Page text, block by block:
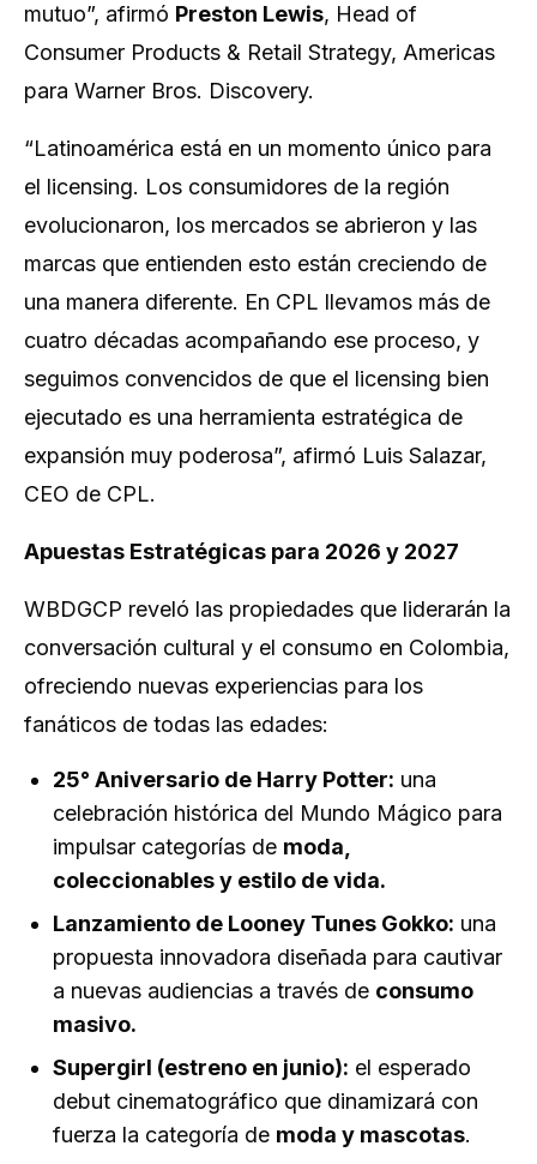
mutuo”, afirmó Preston Lewis, Head of
Consumer Products & Retail Strategy, Americas
para Warner Bros. Discovery.
“Latinoamérica está en un momento único para
el licensing. Los consumidores de la región
evolucionaron, los mercados se abrieron y las
marcas que entienden esto están creciendo de
una manera diferente. En CPL llevamos más de
cuatro décadas acompañando ese proceso, y
seguimos convencidos de que el licensing bien
ejecutado es una herramienta estratégica de
expansión muy poderosa”, afirmó Luis Salazar,
CEO de CPL.
Apuestas Estratégicas para 2026 y 2027
WBDGCP reveló las propiedades que liderarán la
conversación cultural y el consumo en Colombia,
ofreciendo nuevas experiencias para los
fanáticos de todas las edades:
25° Aniversario de Harry Potter: una
celebración histórica del Mundo Mágico para
impulsar categorías de moda,
coleccionables y estilo de vida.
Lanzamiento de Looney Tunes Gokko: una
propuesta innovadora diseñada para cautivar
a nuevas audiencias a través de consumo
masivo.
Supergirl (estreno en junio): el esperado
debut cinematográfico que dinamizará con
fuerza la categoría de moda y mascotas.